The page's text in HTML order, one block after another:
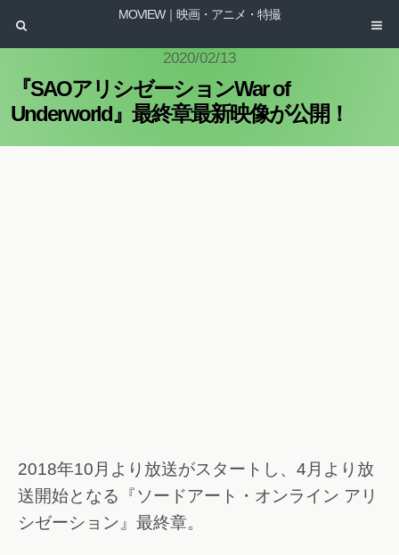
MOVIEW｜映画・アニメ・特撮
2020/02/13
『SAOアリシゼーションWar of
Underworld』最終章最新映像が公開！
2018年10月より放送がスタートし、4月より放
送開始となる『ソードアート・オンライン アリ
シゼーション』最終章。